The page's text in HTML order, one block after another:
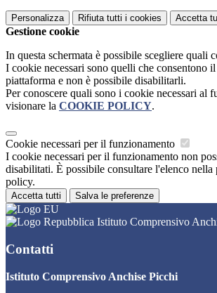
Personalizza Rifiuta tutti i cookies Accetta
Gestione cookie
In questa schermata è possibile scegliere quali
I cookie necessari sono quelli che consentono
piattaforma e non è possibile disabilitarli.
Per conoscere quali sono i cookie necessari al
visionare la COOKIE POLICY.
Cookie necessari per il funzionamento
I cookie necessari per il funzionamento non
disabilitati. È possibile consultare l'elenco nella
policy.
Accetta tutti Salva le preferenze
Istituto Comprensivo
Contatti
Istituto Comprensivo Anchise Picchi